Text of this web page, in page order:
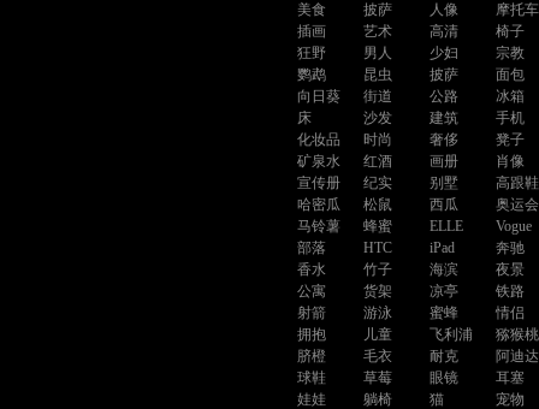
美食
披萨 人像
摩托车
插画
艺术 高清
椅子
狂野
男人 少妇
宗教
鹦鹉
昆虫 披萨
面包
向日葵
街道 公路
冰箱
床
沙发 建筑
手机
化妆品
时尚 奢侈
凳子
矿泉水
红酒 画册
肖像
宣传册
纪实 别墅
高跟鞋
哈密瓜
松鼠 西瓜
奥运会
马铃薯
蜂蜜 ELLE
Vogue
部落
HTC iPad
奔驰
香水
竹子 海滨
夜景
公寓
货架 凉亭
铁路
射箭
游泳 蜜蜂
情侣
拥抱
儿童 飞利浦
猕猴桃
脐橙
毛衣 耐克
阿迪
球鞋
草莓 眼镜
耳塞
娃娃
躺椅 猫
宠物